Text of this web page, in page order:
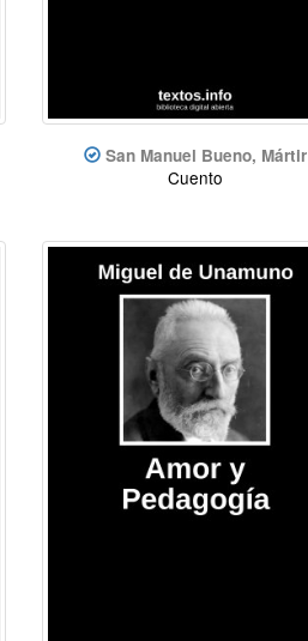
San Manuel Bueno, Mártir
Cuento